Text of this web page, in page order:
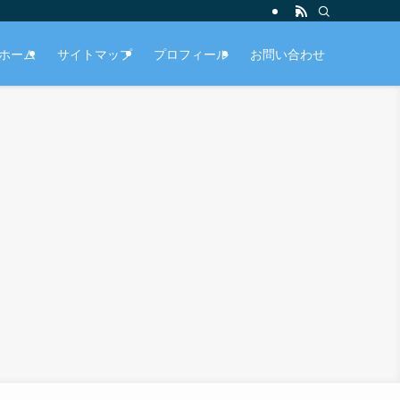
ーム サイトマップ プロフィール お問い合わせ